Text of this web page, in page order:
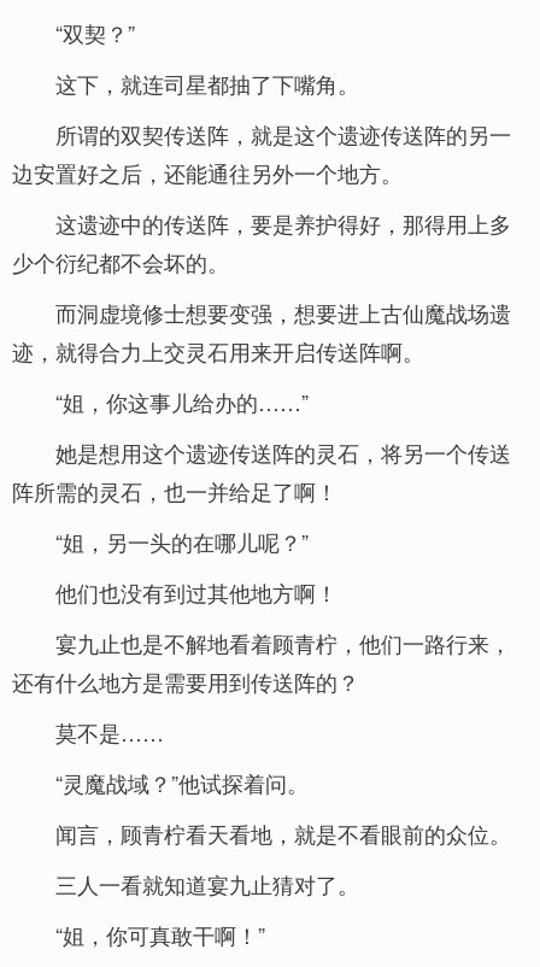
“双契？”
这下，就连司星都抽了下嘴角。
所谓的双契传送阵，就是这个遗迹传送阵的另一
边安置好之后，还能通往另外一个地方。
这遗迹中的传送阵，要是养护得好，那得用上多
少个衍纪都不会坏的。
而洞虚境修士想要变强，想要进上古仙魔战场遗
迹，就得合力上交灵石用来开启传送阵啊。
“姐，你这事儿给办的……”
她是想用这个遗迹传送阵的灵石，将另一个传送
阵所需的灵石，也一并给足了啊！
“姐，另一头的在哪儿呢？”
他们也没有到过其他地方啊！
宴九止也是不解地看着顾青柠，他们一路行来，
还有什么地方是需要用到传送阵的？
莫不是……
“灵魔战域？”他试探着问。
闻言，顾青柠看天看地，就是不看眼前的众位。
三人一看就知道宴九止猜对了。
“姐，你可真敢干啊！”